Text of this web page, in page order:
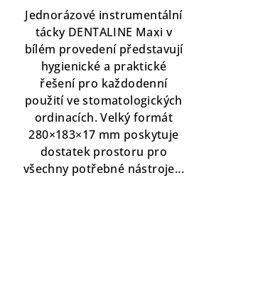
5,0
z
5
hvězdiček.
Jednorázové instrumentální
tácky DENTALINE Maxi v
bílém provedení představují
hygienické a praktické
řešení pro každodenní
použití ve stomatologických
ordinacích. Velký formát
280×183×17 mm poskytuje
dostatek prostoru pro
všechny potřebné nástroje...